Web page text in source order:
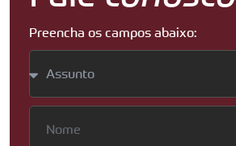
Preencha os campos abaixo: